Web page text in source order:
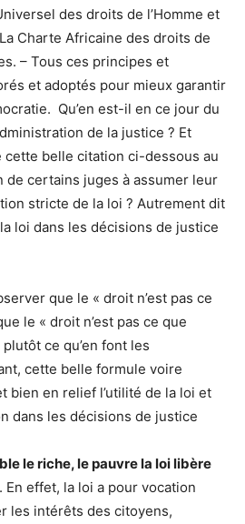
des droits de l’Homme et
Charte Africaine des droits de
– Tous ces principes et
et adoptés pour mieux garantir
Qu’en est-il en ce jour du
de la justice ? Et
belle citation ci-dessous au
de certains juges à assumer leur
stricte de la loi ? Autrement dit
loi dans les décisions de justice
que le « droit n’est pas ce
le « droit n’est pas ce que
ce qu’en font les
cette belle formule voire
bien en relief l’utilité de la loi et
dans les décisions de justice
le riche, le pauvre la loi libère
En effet, la loi a pour vocation
les intérêts des citoyens,